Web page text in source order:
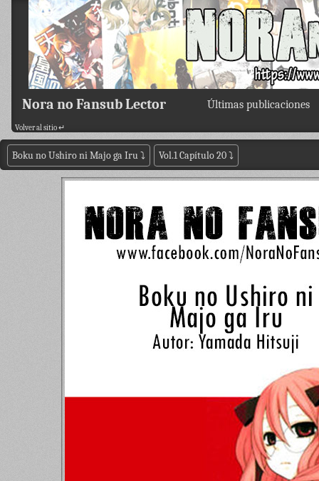
Últimas publicaciones
Nora no Fansub Lector
Volver al sitio ↵
Boku no Ushiro ni Majo ga Iru⤵ Vol.1 Capítulo 20⤵